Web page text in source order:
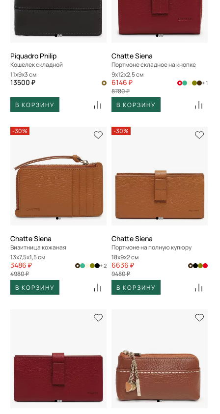
Piquadro Philip
Кошелек складной
11x9x3 см
13500 ₽
В КОРЗИНУ
Chatte Siena
Портмоне складное на кнопке
9x12x2,5 см
6146 ₽
8780 ₽
+ 1
В КОРЗИНУ
-30%
Chatte Siena
Визитница кожаная
13x7,5x1,5 см
3486 ₽
4980 ₽
+ 2
В КОРЗИНУ
-30%
Chatte Siena
Портмоне на полную купюру
18x9x2 см
6636 ₽
9480 ₽
В КОРЗИНУ